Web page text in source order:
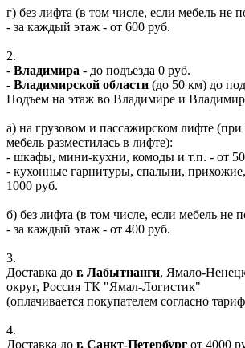
г) без лифта (в том числе, если мебель не
- за каждый этаж - от 600 руб.
2.
- Владимира - до подъезда 0 руб.
- Владимирской области (до 50 км) до
Подъем на этаж во Владимире и
а) на грузовом и пассажирском лифте (при
мебель разместилась в лифте):
- шкафы, мини-кухни, комоды и т.п. - от
- кухонные гарнитуры, спальни,
1000 руб.
б) без лифта (в том числе, если мебель не
- за каждый этаж - от 400 руб.
3.
Доставка до г. Лабытнанги, Ямало-
округ, Россия ТК "Ямал-Логистик"
(оплачивается покупателем согласно
4.
Доставка до г. Санкт-Петербург от 4000